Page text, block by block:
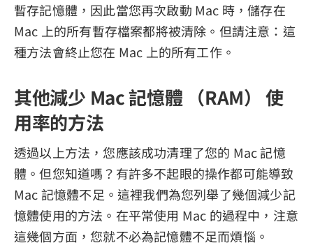
暫存記憶體，因此當您再次啟動 Mac 時，儲存在
Mac 上的所有暫存檔案都將被清除。但請注意：這
種方法會終止您在 Mac 上的所有工作。
其他減少 Mac 記憶體 （RAM） 使
用率的方法
透過以上方法，您應該成功清理了您的 Mac 記憶
體。但您知道嗎？有許多不起眼的操作都可能導致
Mac 記憶體不足。這裡我們為您列舉了幾個減少記
憶體使用的方法。在平常使用 Mac 的過程中，注意
這幾個方面，您就不必為記憶體不足而煩惱。